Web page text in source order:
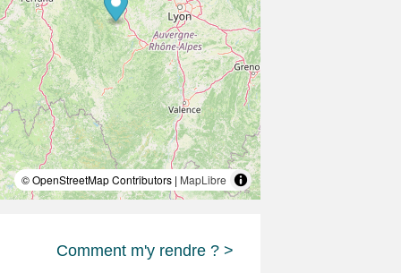
© OpenStreetMap Contributors | MapLibre
Comment m'y rendre ? >